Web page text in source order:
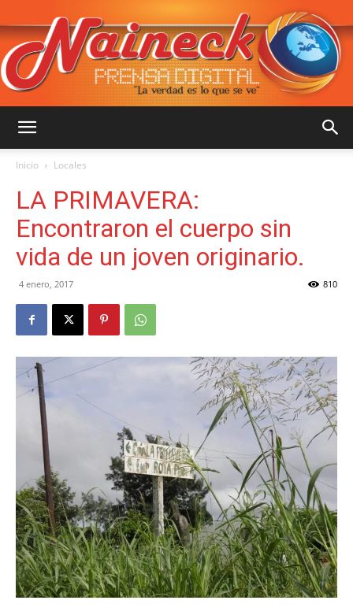
NAINECK
La
Verdad
Inicio Locales
LA PRIMAVERA:
Encontraron el cuerpo sin
vida de un joven originario.
4 enero, 2017 810